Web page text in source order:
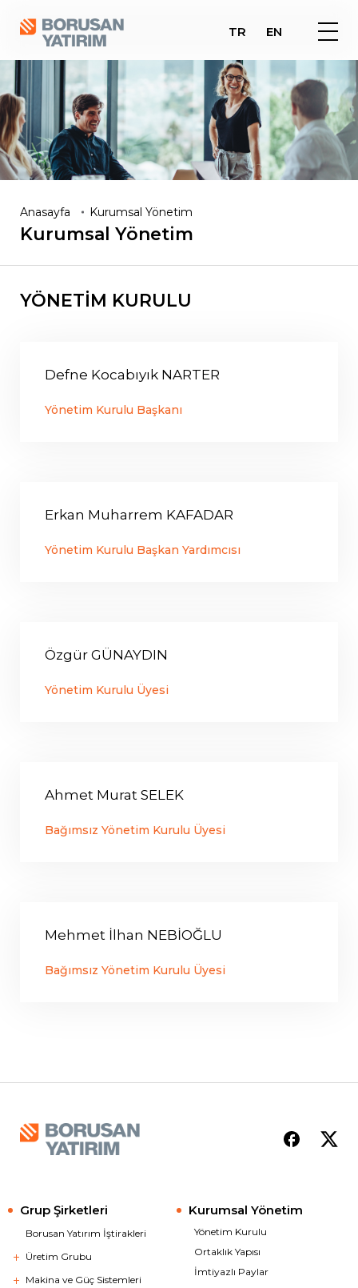
TR EN
Anasayfa Kurumsal Yönetim
Kurumsal Yönetim
YÖNETİM KURULU
Defne Kocabıyık NARTER
Yönetim Kurulu Başkanı
Erkan Muharrem KAFADAR
Yönetim Kurulu Başkan Yardımcısı
Özgür GÜNAYDIN
Yönetim Kurulu Üyesi
Ahmet Murat SELEK
Bağımsız Yönetim Kurulu Üyesi
Mehmet İlhan NEBİOĞLU
Bağımsız Yönetim Kurulu Üyesi
Grup Şirketleri
Borusan Yatırım İştirakleri
Üretim Grubu
Makina ve Güç Sistemleri
Kurumsal Yönetim
Yönetim Kurulu
Ortaklık Yapısı
İmtiyazlı Paylar